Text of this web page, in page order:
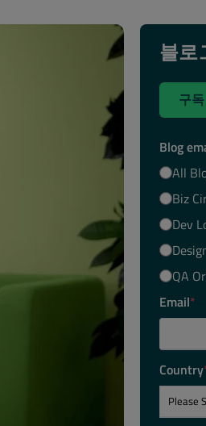
블로
구
Blog
All
Biz
Dev
QA
Email*
Country